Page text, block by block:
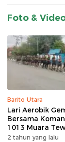
Foto &
Barito Utara
Lari Aerobik
Bersama
1013 Muara
2 tahun yang lalu